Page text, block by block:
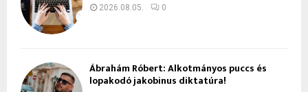
2026.08.05. 0
Ábrahám Róbert: Alkotmányos puccs és
lopakodó jakobinus diktatúra!